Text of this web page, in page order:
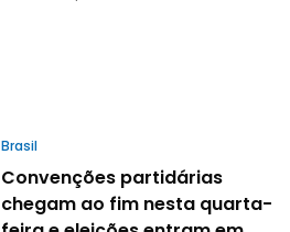
Brasil
Convenções partidárias
chegam ao fim nesta quarta-